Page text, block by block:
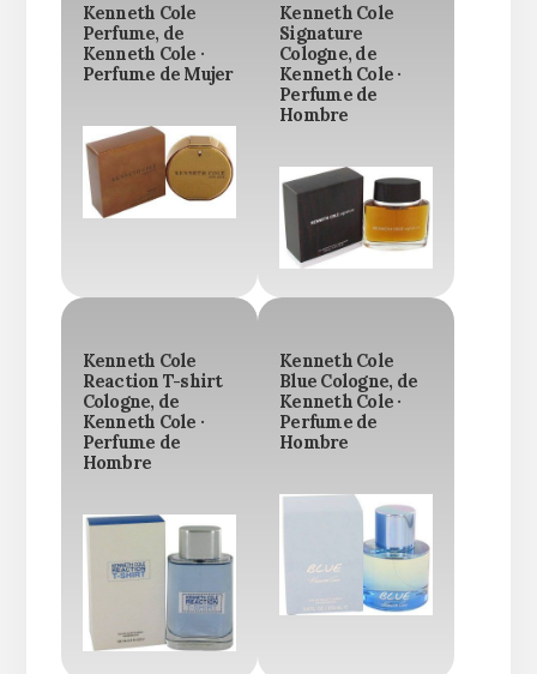
Kenneth Cole
Perfume, de
Kenneth Cole ·
Perfume de Mujer
Kenneth Cole
Signature
Cologne, de
Kenneth Cole ·
Perfume de
Hombre
Kenneth Cole
Reaction T-shirt
Cologne, de
Kenneth Cole ·
Perfume de
Hombre
Kenneth Cole
Blue Cologne, de
Kenneth Cole ·
Perfume de
Hombre